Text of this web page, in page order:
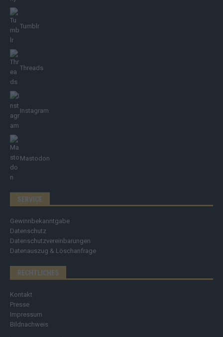
Tumblr
Threads
Instagram
Mastodon
SERVICE
Gewinnbekanntgabe
Datenschutz
Datenschutzvereinbarungen
Datenauszug & Löschanfrage
RECHTLICHES
Kontakt
Presse
Impressum
Bildnachweis